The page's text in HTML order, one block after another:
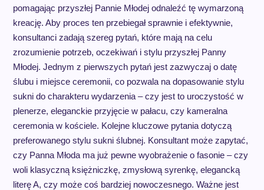
pomagając przyszłej Pannie Młodej odnaleźć tę wymarzoną
kreację. Aby proces ten przebiegał sprawnie i efektywnie,
konsultanci zadają szereg pytań, które mają na celu
zrozumienie potrzeb, oczekiwań i stylu przyszłej Panny
Młodej. Jednym z pierwszych pytań jest zazwyczaj o datę
ślubu i miejsce ceremonii, co pozwala na dopasowanie stylu
sukni do charakteru wydarzenia – czy jest to uroczystość w
plenerze, eleganckie przyjęcie w pałacu, czy kameralna
ceremonia w kościele. Kolejne kluczowe pytania dotyczą
preferowanego stylu sukni ślubnej. Konsultant może zapytać,
czy Panna Młoda ma już pewne wyobrażenie o fasonie – czy
woli klasyczną księżniczkę, zmysłową syrenkę, elegancką
literę A, czy może coś bardziej nowoczesnego. Ważne jest